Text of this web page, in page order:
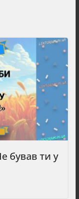
бував ти у